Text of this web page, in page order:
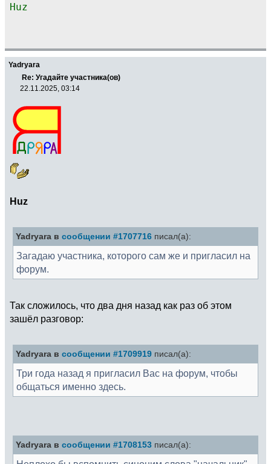
Huz
Yadryara
Re: Угадайте участника(ов)
22.11.2025, 03:14
Huz
Yadryara в сообщении #1707716 писал(а):
Загадаю участника, которого сам же и пригласил на
форум.
Так сложилось, что два дня назад как раз об этом
зашёл разговор:
Yadryara в сообщении #1709919 писал(а):
Три года назад я пригласил Вас на форум, чтобы
общаться именно здесь.
Yadryara в сообщении #1708153 писал(а):